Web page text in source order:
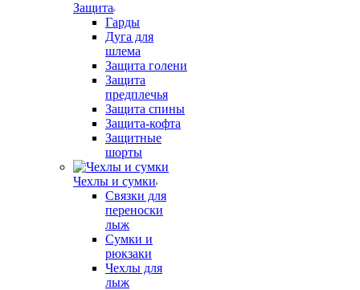
Защита
Гарды
Дуга для
шлема
Защита голени
Защита
предплечья
Защита спины
Защита-кофта
Защитные
шорты
Чехлы и сумки
Связки для
переноски
лыж
Сумки и
рюкзаки
Чехлы для
лыж